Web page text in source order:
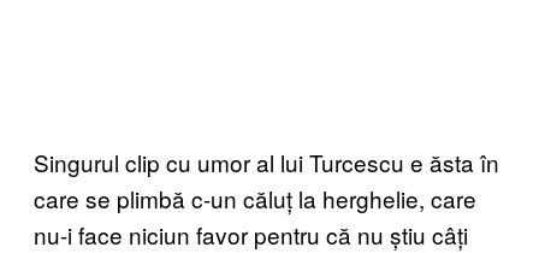
Singurul clip cu umor al lui Turcescu e ăsta în
care se plimbă c-un căluț la herghelie, care
nu-i face niciun favor pentru că nu știu câți